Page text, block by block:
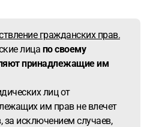
гражданских прав.
лица по своему
принадлежащие им
лиц от
им прав не влечет
за исключением случаев,